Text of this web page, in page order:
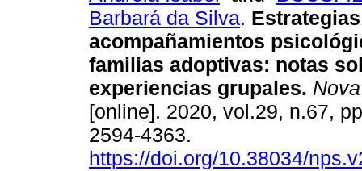
Barbará da Silva.
acompañamientos
familias adoptivas: notas
experiencias grupales.
[online]. 2020, vol.29, n.67,
2594-4363.
https://doi.org/10.38034/